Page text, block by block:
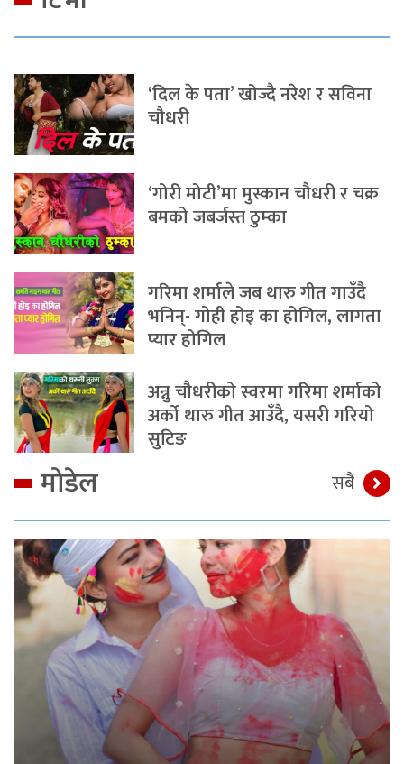
‘दिल के पता’ खोज्दै नरेश र सविना
चौधरी
‘गोरी मोटी’मा मुस्कान चौधरी र चक्र
बमको जबर्जस्त ठुम्का
गरिमा शर्माले जब थारु गीत गाउँदै
भनिन्- गोही होइ का होगिल, लागता
प्यार होगिल
अन्नु चौधरीको स्वरमा गरिमा शर्माको
अर्को थारु गीत आउँदै, यसरी गरियो
सुटिङ
मोडेल सबै